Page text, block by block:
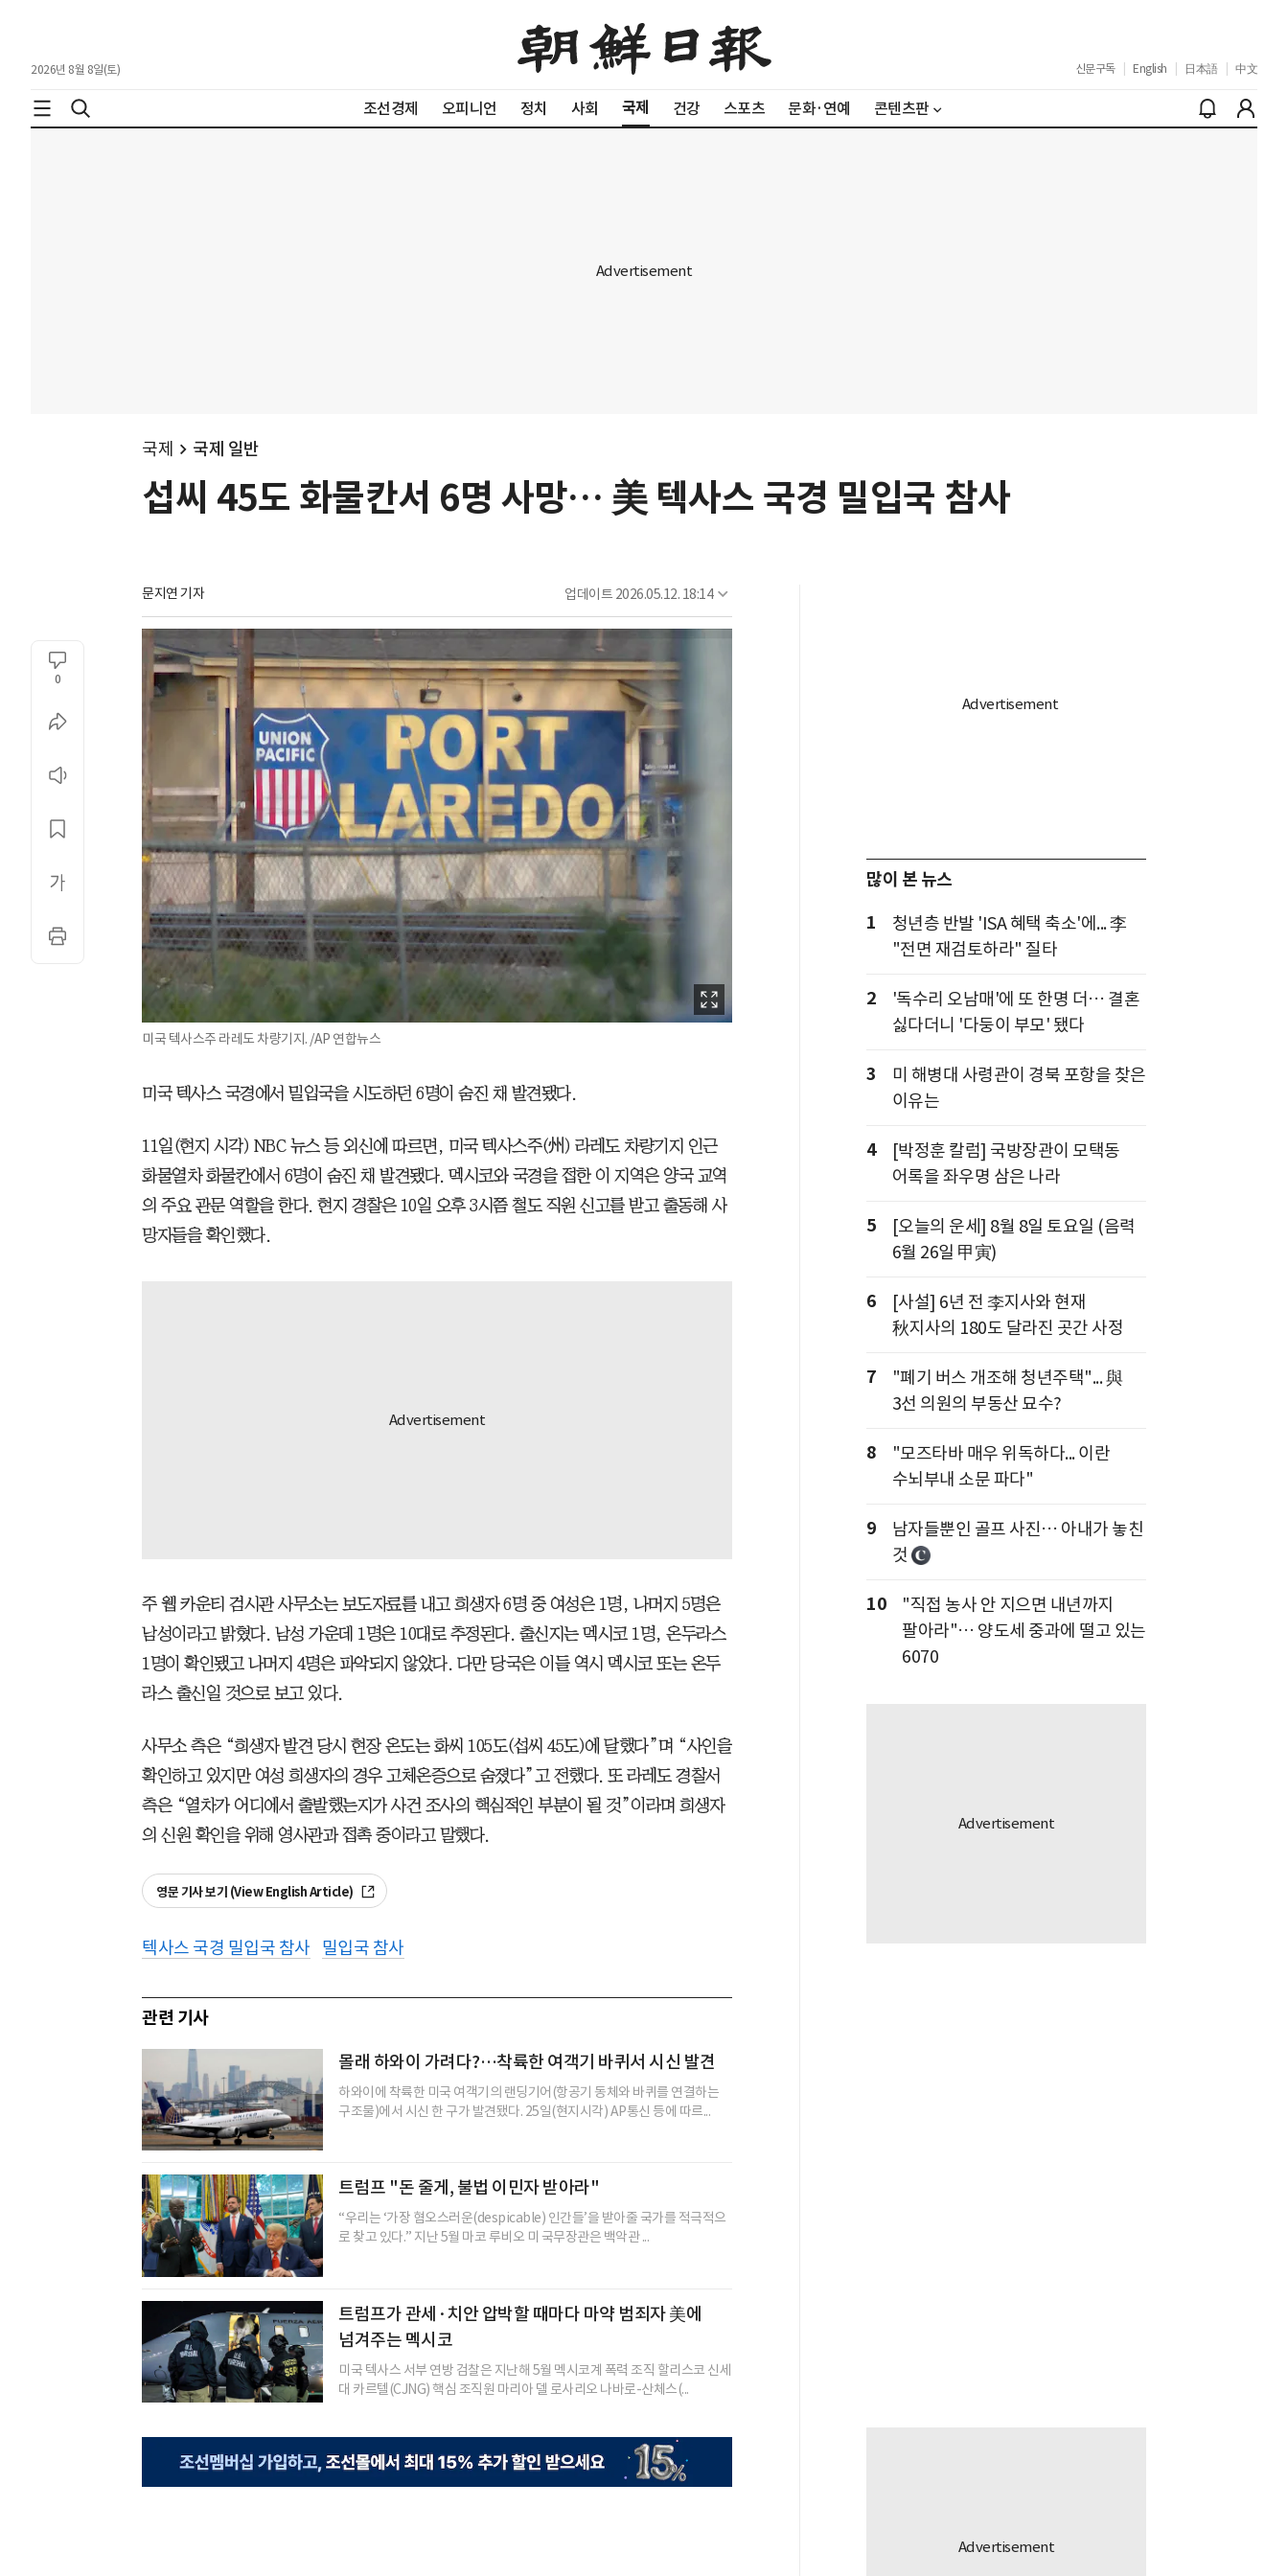
2026년 8월 8일(토) 신문구독 English 日本語 中文
조선경제 오피니언 정치 사회 국제 건강 스포츠 문화·연예 콘텐츠판
국제 국제 일반
섭씨 45도 화물칸서 6명 사망… 美 텍사스 국경 밀입국 참사
문지연 기자 업데이트 2026.05.12. 18:14
0
미국 텍사스주 라레도 차량기지. /AP 연합뉴스
미국 텍사스 국경에서 밀입국을 시도하던 6명이 숨진 채 발견됐다.
11일(현지 시각) NBC 뉴스 등 외신에 따르면, 미국 텍사스주(州) 라레도 차량기지 인근
화물열차 화물칸에서 6명이 숨진 채 발견됐다. 멕시코와 국경을 접한 이 지역은 양국 교역
의 주요 관문 역할을 한다. 현지 경찰은 10일 오후 3시쯤 철도 직원 신고를 받고 출동해 사
망자들을 확인했다.
주 웹 카운티 검시관 사무소는 보도자료를 내고 희생자 6명 중 여성은 1명, 나머지 5명은
남성이라고 밝혔다. 남성 가운데 1명은 10대로 추정된다. 출신지는 멕시코 1명, 온두라스
1명이 확인됐고 나머지 4명은 파악되지 않았다. 다만 당국은 이들 역시 멕시코 또는 온두
라스 출신일 것으로 보고 있다.
사무소 측은 “희생자 발견 당시 현장 온도는 화씨 105도(섭씨 45도)에 달했다”며 “사인을
확인하고 있지만 여성 희생자의 경우 고체온증으로 숨졌다”고 전했다. 또 라레도 경찰서
측은 “열차가 어디에서 출발했는지가 사건 조사의 핵심적인 부분이 될 것”이라며 희생자
의 신원 확인을 위해 영사관과 접촉 중이라고 말했다.
영문 기사 보기 (View English Article)
텍사스 국경 밀입국 참사 밀입국 참사
관련 기사
몰래 하와이 가려다?…착륙한 여객기 바퀴서 시신 발견
하와이에 착륙한 미국 여객기의 랜딩기어(항공기 동체와 바퀴를 연결하는
구조물)에서 시신 한 구가 발견됐다. 25일(현지시각) AP통신 등에 따르...
트럼프 "돈 줄게, 불법 이민자 받아라"
“우리는 ‘가장 혐오스러운(despicable) 인간들’을 받아줄 국가를 적극적으
로 찾고 있다.” 지난 5월 마코 루비오 미 국무장관은 백악관 ...
트럼프가 관세·치안 압박할 때마다 마약 범죄자 美에
넘겨주는 멕시코
미국 텍사스 서부 연방 검찰은 지난해 5월 멕시코계 폭력 조직 할리스코 신세
대 카르텔(CJNG) 핵심 조직원 마리아 델 로사리오 나바로-산체스(...
많이 본 뉴스
1
청년층 반발 'ISA 혜택 축소'에... 李
"전면 재검토하라" 질타
2
'독수리 오남매'에 또 한명 더… 결혼
싫다더니 '다둥이 부모' 됐다
3
미 해병대 사령관이 경북 포항을 찾은
이유는
4
[박정훈 칼럼] 국방장관이 모택동
어록을 좌우명 삼은 나라
5
[오늘의 운세] 8월 8일 토요일 (음력
6월 26일 甲寅)
6
[사설] 6년 전 李지사와 현재
秋지사의 180도 달라진 곳간 사정
7
"폐기 버스 개조해 청년주택"... 與
3선 의원의 부동산 묘수?
8
"모즈타바 매우 위독하다... 이란
수뇌부내 소문 파다"
9
남자들뿐인 골프 사진… 아내가 놓친
것
10
"직접 농사 안 지으면 내년까지
팔아라"… 양도세 중과에 떨고 있는
6070